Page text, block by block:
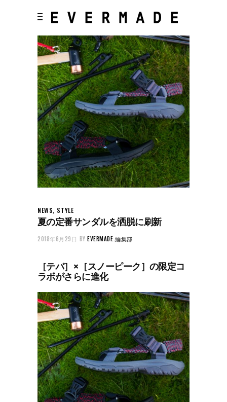
NEWS, STYLE
夏の定番サンダルを洒脱に刷新
2018年6月29日 BYEVERMADE.編集部
［テバ］×［スノーピーク］の限定コ
ラボがさらに進化